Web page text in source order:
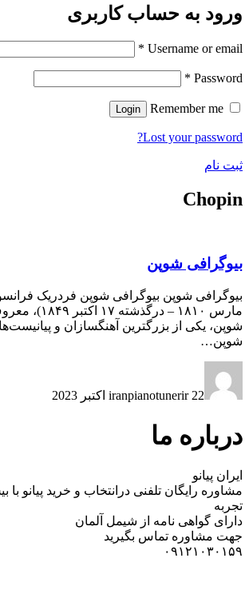
ورود به حساب کاربری
Username or email
*
Password
*
Remember me
Login
Lost your password?
ثبت نام
Chopin
بیوگرافی شوپن
مارس ۱۸۱۰ –
شوپن، یکی از بزرگترین آهنگسازان و
شوپن…
iranpianotunerir 22 اکتبر 2023
درباره ما
ایران پیانو
مشاوره رایگان تلفنی درانتخاب و خرید پیانو
تجربه
دارای گواهی نامه از شیمل آلمان
جهت مشاوره تماس بگیرید
۰۹۱۲۱۰۳۰۱۵۹